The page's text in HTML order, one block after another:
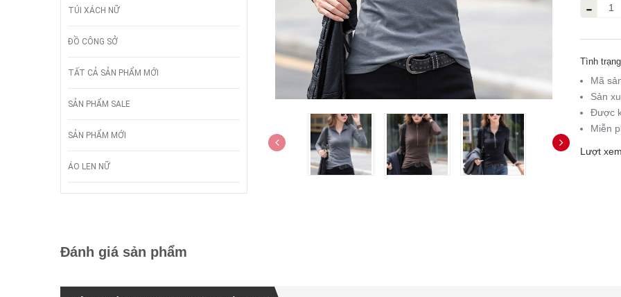
TÚI XÁCH NỮ
ĐỒ CÔNG SỞ
TẤT CẢ SẢN PHẨM MỚI
SẢN PHẨM SALE
SẢN PHẨM MỚI
ÁO LEN NỮ
-
Tình
Mã
Sản
Được
Miễn
Lượt
Đánh giá sản phẩm